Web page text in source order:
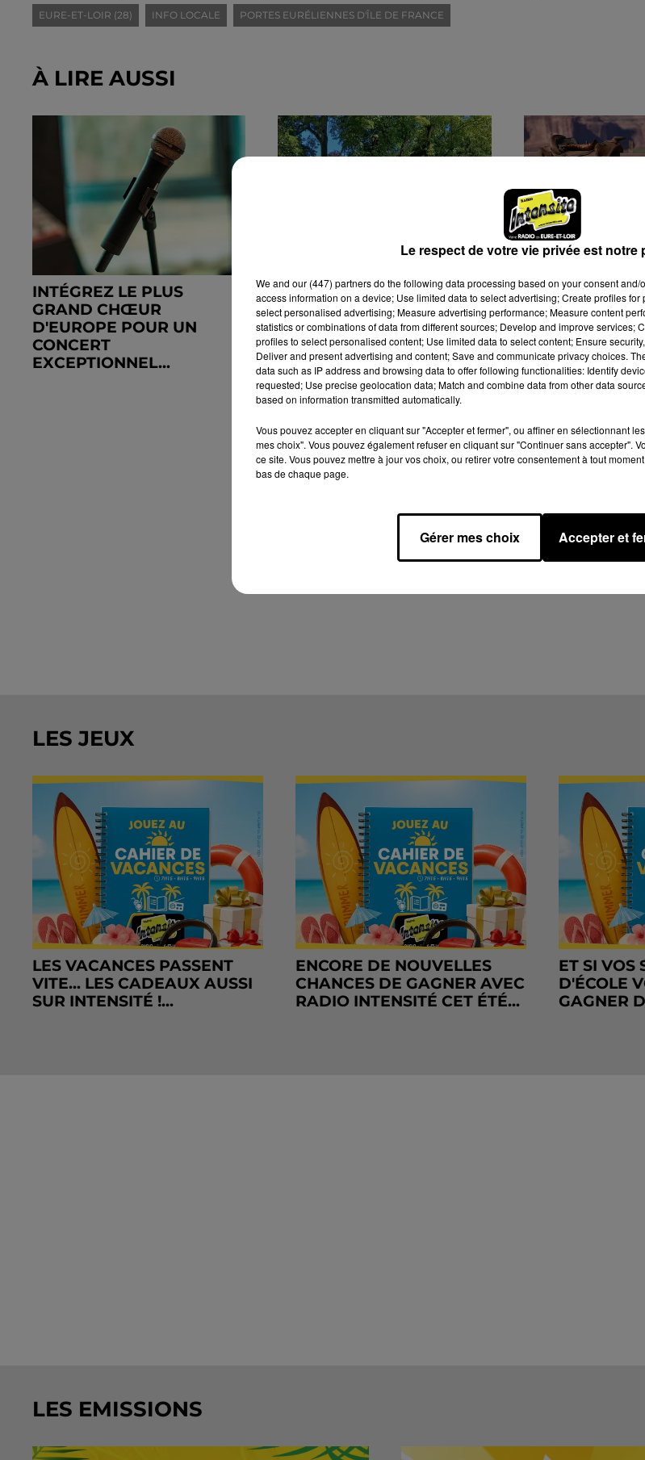
EURE-ET-LOIR (28) INFO LOCALE PORTES EURÉLIENNES D'ÎLE DE FRANCE
À LIRE AUSSI
INTÉGREZ LE PLUS
GRAND CHŒUR
D'EUROPE POUR UN
CONCERT
EXCEPTIONNEL...
SIX VILLAGES ANIMÉS
POUR LA SIXIÈME
"GRANDE BALADE"
L'ACTEUR
DE PASSAGE
LOIR
LES JEUX
LES VACANCES PASSENT
VITE... LES CADEAUX AUSSI
SUR INTENSITÉ !...
ENCORE DE NOUVELLES
CHANCES DE GAGNER AVEC
RADIO INTENSITÉ CET ÉTÉ...
ET SI VOS
D'ÉCOLE
GAGNER
LES EMISSIONS
Le respect de votre vie privée est notre
We and our (447) partnersdo the following data processing based on your consent
access information on a device; Use limited data to select advertising; Create profiles
select personalised advertising; Measure advertising performance; Measure content
statistics or combinations of data from different sources; Develop and improve services;
profiles to select personalised content; Use limited data to select content; Ensure
Deliver and present advertising and content; Save and communicate privacy choices.
data such as IP address and browsing data to offer following functionalities: Identify
requested; Use precise geolocation data; Match and combine data from other data
based on information transmitted automatically.
Vous pouvez accepter en cliquant sur "Accepter et fermer", ou affiner en sélectionnant
mes choix". Vous pouvez également refuser en cliquant sur "Continuer sans accepter".
ce site. Vous pouvez mettre à jour vos choix, ou retirer votre consentement à tout
bas de chaque page.
Gérer mes choix Accepter et